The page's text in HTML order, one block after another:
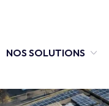
NOS SOLUTIONS